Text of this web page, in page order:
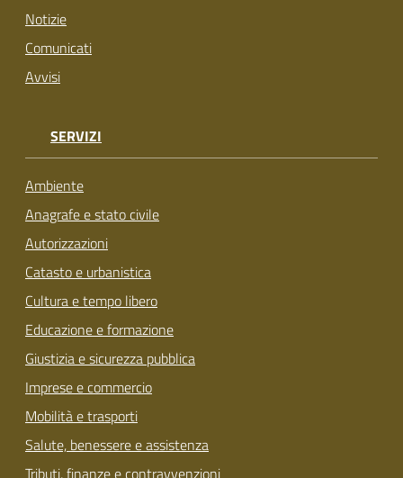
Notizie
Comunicati
Avvisi
SERVIZI
Ambiente
Anagrafe e stato civile
Autorizzazioni
Catasto e urbanistica
Cultura e tempo libero
Educazione e formazione
Giustizia e sicurezza pubblica
Imprese e commercio
Mobilità e trasporti
Salute, benessere e assistenza